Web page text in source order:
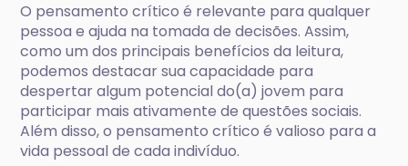
O pensamento crítico é relevante para qualquer
pessoa e ajuda na tomada de decisões. Assim,
como um dos principais benefícios da leitura,
podemos destacar sua capacidade para
despertar algum potencial do(a) jovem para
participar mais ativamente de questões sociais.
Além disso, o pensamento crítico é valioso para a
vida pessoal de cada indivíduo.